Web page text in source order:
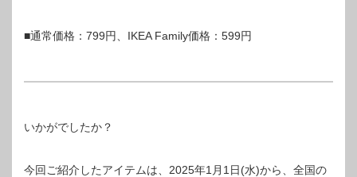
■通常価格：799円、IKEA Family価格：599円
いかがでしたか？
今回ご紹介したアイテムは、2025年1月1日(水)から、全国の